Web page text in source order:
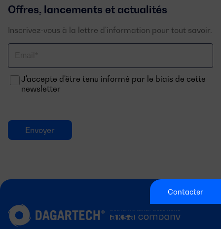
Offres, lancements et actualités
Inscrivez-vous à la lettre d'information pour tout savoir.
J'accepte d'être tenu informé par le biais de cette
newsletter
Contacter